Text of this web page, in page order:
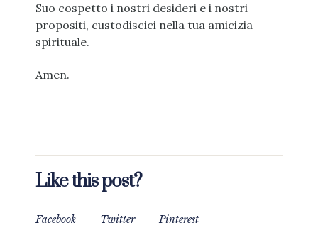
Suo cospetto i nostri desideri e i nostri
propositi, custodiscici nella tua amicizia
spirituale.
Amen.
Like this post?
Facebook Twitter Pinterest